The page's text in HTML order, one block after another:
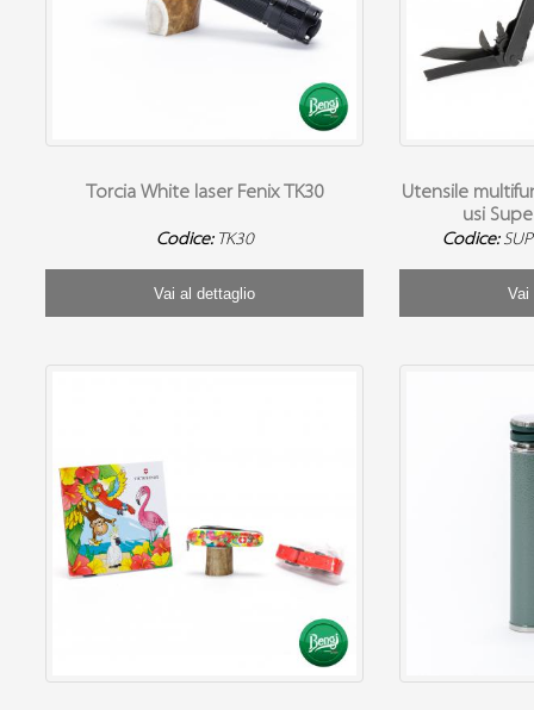
Torcia White laser Fenix TK30
Codice: TK30
Vai al dettaglio
Utensile
usi
Codice:
Vai